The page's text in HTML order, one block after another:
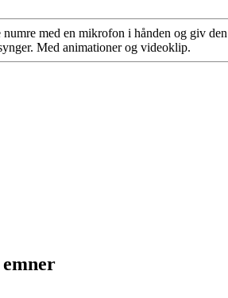
med en mikrofon i hånden og giv
Med animationer og videoklip.